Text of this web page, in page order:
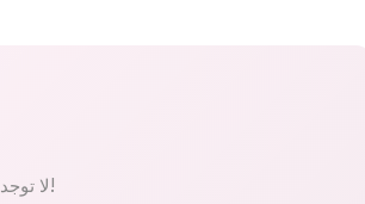
لا توجد مساهمات من المعجبين بعد. كن الأول!